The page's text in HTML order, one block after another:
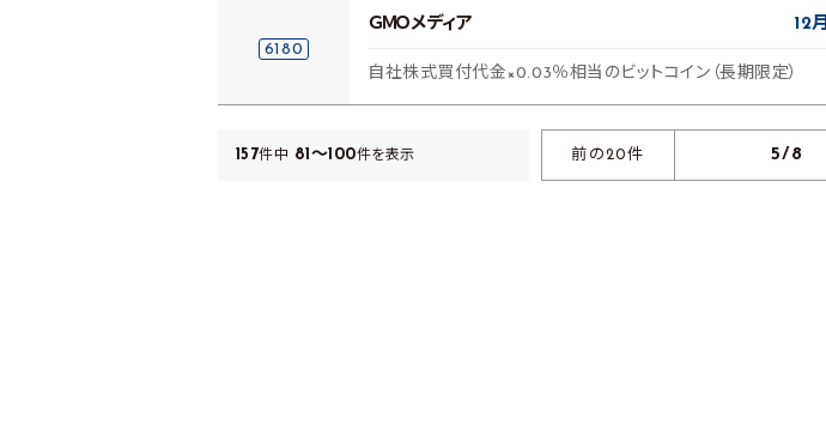
6180
ＧＭＯメディア 12月
自社株式買付代金×0.03％相当のビットコイン（長期限定）
157件中 81～100件を表示 前の20件 5/8